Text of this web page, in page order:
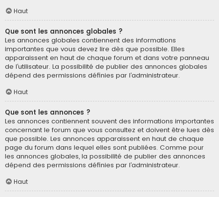
Haut
Que sont les annonces globales ?
Les annonces globales contiennent des informations
importantes que vous devez lire dès que possible. Elles
apparaissent en haut de chaque forum et dans votre panneau
de l’utilisateur. La possibilité de publier des annonces globales
dépend des permissions définies par l’administrateur.
Haut
Que sont les annonces ?
Les annonces contiennent souvent des informations importantes
concernant le forum que vous consultez et doivent être lues dès
que possible. Les annonces apparaissent en haut de chaque
page du forum dans lequel elles sont publiées. Comme pour
les annonces globales, la possibilité de publier des annonces
dépend des permissions définies par l’administrateur.
Haut